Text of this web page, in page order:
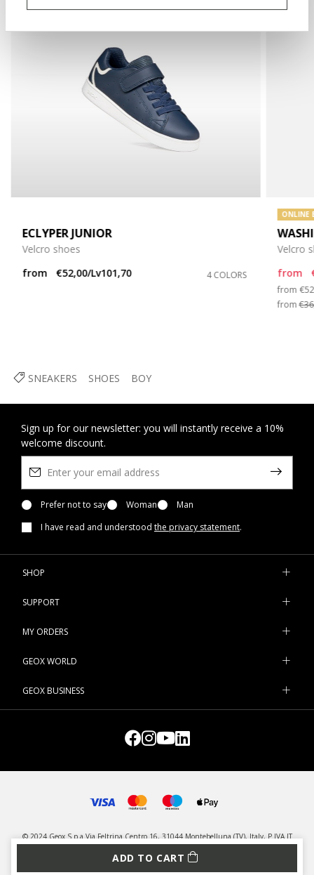
ADD TO CART
SNEAKERS SHOES BOY
ECLYPER JUNIOR
Velcro shoes
from
€52,00/Lv101,70 4 COLORS
ONLINE
Velcro
from
from
from
Sign up for our newsletter: you will instantly receive a 10%
welcome discount.
Prefer not to say Woman
Man
I have read and understood the privacy statement.
SHOP
SUPPORT
MY ORDERS
GEOX WORLD
GEOX BUSINESS
© 2024 Geox S.p.a Via Feltrina Centro 16, 31044 Montebelluna (TV), Italy, P.IVA IT
03348440268 - All rights reserved